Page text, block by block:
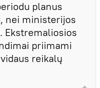
planus
nei ministerijos
Ekstremaliosios
priimami
reikalų